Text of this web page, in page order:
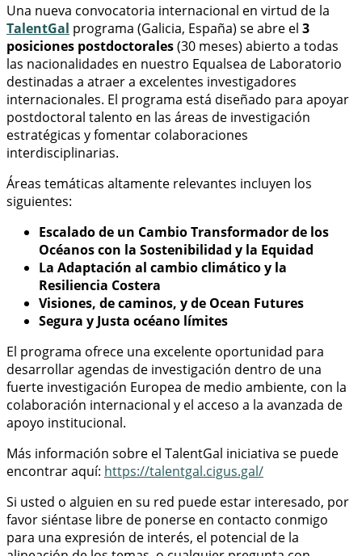
Una nueva convocatoria internacional en virtud de la
TalentGal programa (Galicia, España) se abre el 3
posiciones postdoctorales(30 meses) abierto a todas
las nacionalidades en nuestro Equalsea de Laboratorio
destinadas a atraer a excelentes investigadores
internacionales. El programa está diseñado para apoyar
postdoctoral talento en las áreas de investigación
estratégicas y fomentar colaboraciones
interdisciplinarias.
Áreas temáticas altamente relevantes incluyen los
siguientes:
Escalado de un Cambio Transformador de los
Océanos con la Sostenibilidad y la Equidad
La Adaptación al cambio climático y la
Resiliencia Costera
Visiones, de caminos, y de Ocean Futures
Segura y Justa océano límites
El programa ofrece una excelente oportunidad para
desarrollar agendas de investigación dentro de una
fuerte investigación Europea de medio ambiente, con la
colaboración internacional y el acceso a la avanzada de
apoyo institucional.
Más información sobre el TalentGal iniciativa se puede
encontrar aquí: https://talentgal.cigus.gal/
Si usted o alguien en su red puede estar interesado, por
favor siéntase libre de ponerse en contacto conmigo
para una expresión de interés, el potencial de la